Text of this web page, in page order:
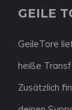
GEILE
GeileTore
heiße
Zusätzlich